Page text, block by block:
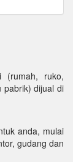
ruko,
pabrik) dijual di
anda, mulai
gudang dan